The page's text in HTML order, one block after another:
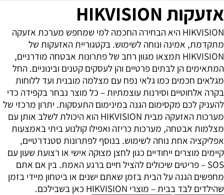
אזעקות HIKVISION
HIKVISION היא הבחירה החכמה למי שמחפש מערכת אזעקה
מתקדמת, אמינה ונוחה לשימוש. בקטגוריית האזעקות של
HIKVISION תמצאו מגוון רחב של פתרונות אבטחה מודרניים,
המתאימים הן לבתים פרטיים והן לעסקים קטנים ובינוניים. החל
מגלאים חכמים כמו גלאי נפח עם מצלמה מובנית ועד ללוחות
בקרה אלחוטיים וסירנות עוצמתיות – כל מוצר נבחר בקפידה כדי
להעניק לכם מקסימום הגנה במינימום התעסקות. יתרון מרכזי של
מערכות האזעקה מבית HIKVISION הוא היכולת לשלב אותן עם
מצלמות אבטחה, מערכות כריזה ואפילו קולנוע ביתי באמצעות
אפליקציה אחת נוחה לשימוש. בנוסף לפתרונות סטנדרטיים,
קיימים מוצרים ייחודיים כגון לחצן מצוקה אישי או רצועת שעון עם
SOS – פריטים שיכולים להציל חיים ברגע האמת. בין אם אתם
מחפשים הגנה על הבית בזמן שאתם ישנים או ביטחון מיידי בזמן
שהילדים לבד בבית – מוצרי HIKVISION כאן בשבילכם.